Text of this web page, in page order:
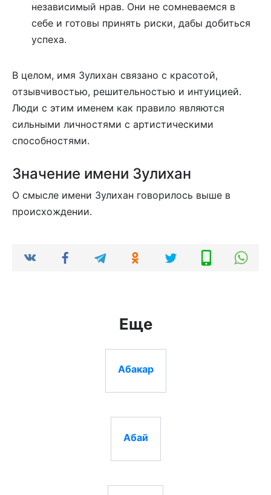
независимый нрав. Они не сомневаемся в
себе и готовы принять риски, дабы добиться
успеха.
В целом, имя Зулихан связано с красотой,
отзывчивостью, решительностью и интуицией.
Люди с этим именем как правило являются
сильными личностями с артистическими
способностями.
Значение имени Зулихан
О смысле имени Зулихан говорилось выше в
происхождении.
Еще
Абакар
Абай